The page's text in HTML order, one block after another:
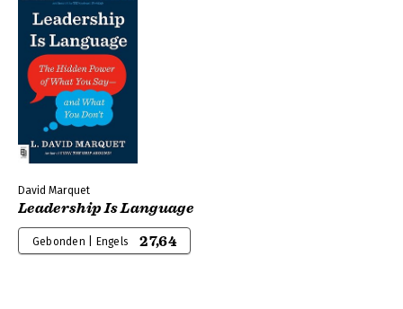
David Marquet
Leadership Is Language
Gebonden | Engels 27,64